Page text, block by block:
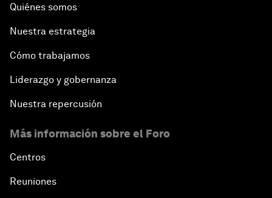
Quiénes somos
Nuestra estrategia
Cómo trabajamos
Liderazgo y gobernanza
Nuestra repercusión
Más información sobre el Foro
Centros
Reuniones